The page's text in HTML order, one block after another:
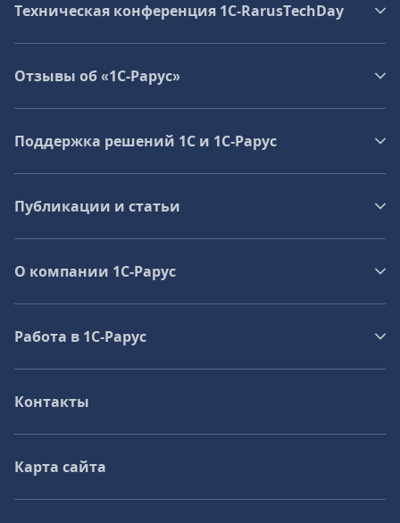
Техническая конференция 1C‑RarusTechDay
Отзывы об «1С-Рарус»
Поддержка решений 1С и 1С‑Рарус
Публикации и статьи
О компании 1C-Рарус
Работа в 1С‑Рарус
Контакты
Карта сайта